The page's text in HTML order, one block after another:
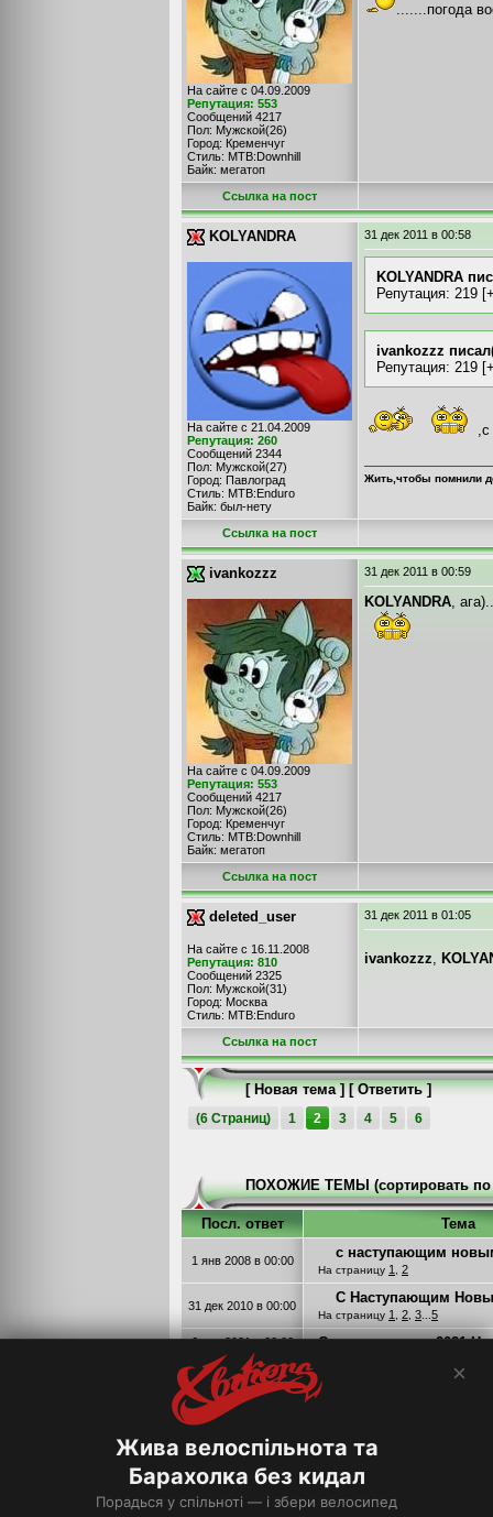
На сайте с 04.09.2009
Репутация: 553
Сообщений 4217
Пол: Мужской(26)
Город: Кременчуг
Стиль: MTB:Downhill
Байк: мегатоп
.......погода
Cсылка на пост
KOLYANDRA
На сайте с 21.04.2009
Репутация: 260
Сообщений 2344
Пол: Мужской(27)
Город: Павлоград
Стиль: MTB:Enduro
Байк: был-нету
31 дек 2011 в 00:58
KOLYANDRA
Репутация: 219
ivankozzz
Репутация: 219
Жить,чтобы помнили
Cсылка на пост
ivankozzz
На сайте с 04.09.2009
Репутация: 553
Сообщений 4217
Пол: Мужской(26)
Город: Кременчуг
Стиль: MTB:Downhill
Байк: мегатоп
31 дек 2011 в 00:59
KOLYANDRA,
Cсылка на пост
deleted_user
На сайте с 16.11.2008
Репутация: 810
Сообщений 2325
Пол: Мужской(31)
Город: Москва
Стиль: MTB:Enduro
31 дек 2011 в 01:05
ivankozzz,
Cсылка на пост
[Новая тема] [Ответить]
(6 Страниц) 1 2 3 4 5 6
ПОХОЖИЕ ТЕМЫ (сортировать по
Посл. ответ Тема
1 янв 2008 в 00:00 с наступающим
На страницу 1 2
31 дек 2010 в 00:00 С Наступающим
На страницу 1 2 3 5
6 янв 2021в 00:00 С наступающим 2021
9 фев 2022в 00:00
C наступающим 2022-
(+конкурс)
Список форумов ›››› Флейм
×
Жива велоспільнота та
Барахолка без кидал
Порадься у спільноті — і збери велосипед